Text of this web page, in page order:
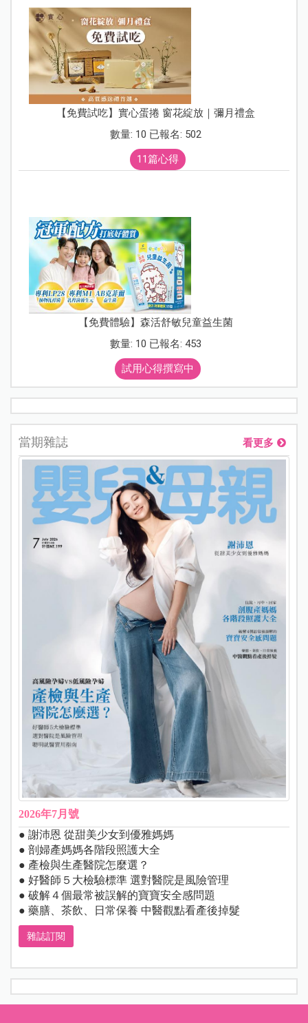
【免費試吃】實心蛋捲 窗花綻放｜彌月禮盒
數量: 10 已報名: 502
11篇心得
【免費體驗】森活舒敏兒童益生菌
數量: 10 已報名: 453
試用心得撰寫中
當期雜誌 看更多
2026年7月號
● 謝沛恩 從甜美少女到優雅媽媽
● 剖婦產媽媽各階段照護大全
● 產檢與生產醫院怎麼選？
● 好醫師５大檢驗標準 選對醫院是風險管理
● 破解４個最常被誤解的寶寶安全感問題
● 藥膳、茶飲、日常保養 中醫觀點看產後掉髮
雜誌訂閱